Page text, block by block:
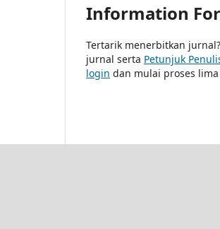
Information
Tertarik menerbitkan
jurnal serta Petunjuk
login dan mulai proses